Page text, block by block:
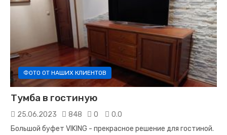
ФОТО ОТ НАШИХ КЛИЕНТОВ
Тумба в гостиную
25.06.2023 848 0
0.0
Большой буфет VIKING - прекрасное решение для гостиной.